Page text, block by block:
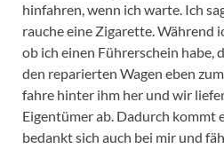
hinfahren, wenn ich warte. Ich
rauche eine Zigarette. Während
ob ich einen Führerschein habe,
den reparierten Wagen eben
fahre hinter ihm her und wir
Eigentümer ab. Dadurch kommt
bedankt sich auch bei mir und